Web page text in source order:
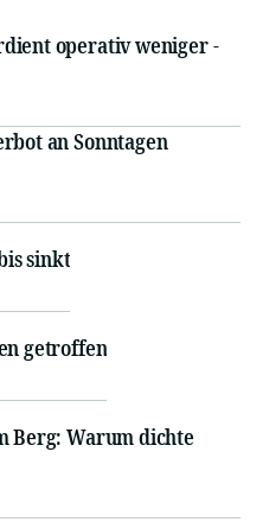
operativ weniger -
an Sonntagen
sinkt
getroffen
Berg: Warum dichte